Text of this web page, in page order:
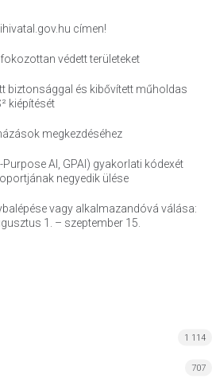
címen!
védett területeket
biztonsággal és kibővített műholdas
kiépítését
megkezdéséhez
AI, GPAI) gyakorlati kódexét
negyedik ülése
vagy alkalmazandóvá válása:
1. – szeptember 15.
1 114
707